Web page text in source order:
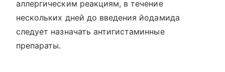
аллергическим реакциям, в течение
нескольких дней до введения йодамида
следует назначать антигистаминные
препараты.